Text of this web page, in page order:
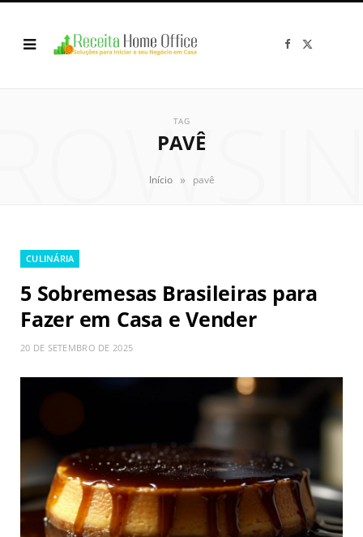
F
TAG
PAVÊ
Início » pavê
CULINÁRIA
5 Sobremesas Brasileiras para
Fazer em Casa e Vender
20 DE SETEMBRO DE 2025